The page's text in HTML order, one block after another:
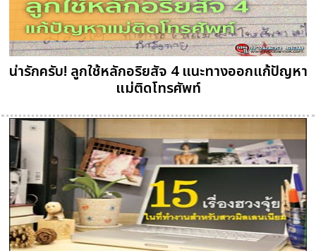
น่ารักครับ! ลูกใช้หลักอริยสัจ 4 แนะทางออกแก้ปัญหา
แม่ติดโทรศัพท์